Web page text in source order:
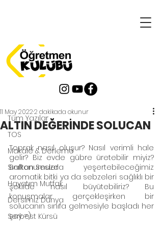
Tüm Yazılar
TOS
Makale & Derleme
Sınıftan Sesler
Hayatım Mutfak
Dersimiz Dünya
Serbest Kürsü
ALTIN DEĞERİNDE SOLUCAN
11 May 20222 dakikada okunur
Toprak nasıl oluşur? Nasıl verimli hale
gelir? Biz evde gübre üretebilir miyiz?
Balkonumuzda yeşertebileceğimiz
aromatik bitki ya da sebzeleri sağlıklı bir
şekilde nasıl büyütebiliriz? Bu
konuşmalar gerçekleşirken bir
solucanın sınıfa gelmesiyle başladı her
şey =)